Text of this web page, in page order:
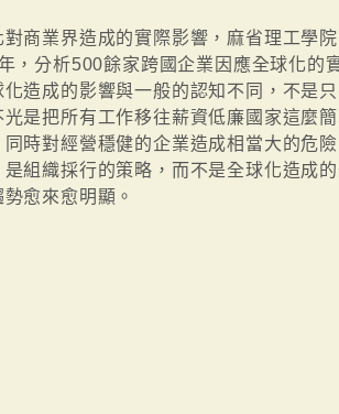
商業界造成的實際影響，麻省理工學
，分析500餘家跨國企業因應全球化的
造成的影響與一般的認知不同，不是
是把所有工作移往薪資低廉國家這麼簡
時對經營穩健的企業造成相當大的危
組織採行的策略，而不是全球化造成
愈來愈明顯。